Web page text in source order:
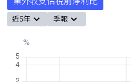
近5年 季報